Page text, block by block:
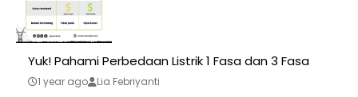
Yuk! Pahami Perbedaan Listrik 1 Fasa dan 3 Fasa
1 year ago Lia Febriyanti